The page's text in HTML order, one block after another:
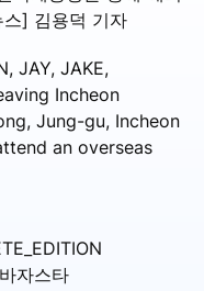
] 김용덕 기자
JAY, JAKE,
Incheon
Jung-gu, Incheon
an overseas
자스타